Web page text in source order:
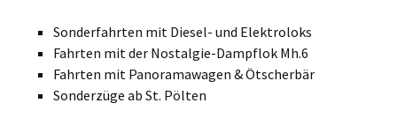
Sonderfahrten mit Diesel- und Elektroloks
Fahrten mit der Nostalgie-Dampflok Mh.6
Fahrten mit Panoramawagen & Ötscherbär
Sonderzüge ab St. Pölten